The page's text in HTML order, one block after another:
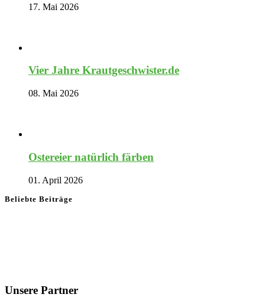
17. Mai 2026
Vier Jahre Krautgeschwister.de
08. Mai 2026
Ostereier natürlich färben
01. April 2026
Beliebte Beiträge
Unsere Partner